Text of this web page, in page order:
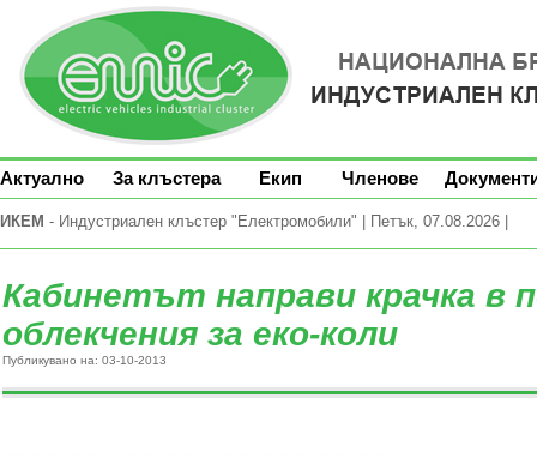
Актуално За клъстера Екип Членове
ИКЕМ - Индустриален клъстер "Електромобили" | Петък, 07.08.2026 |
Кабинетът направи крачка в
облекчения за еко-коли
Публикувано на: 03-10-2013